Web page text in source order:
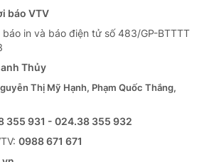
báo VTV
in và báo điện tử số 483/GP-BTTTT
Thủy
Thị Mỹ Hạnh, Phạm Quốc Thắng,
355 931 - 024.38 355 932
0988 671 671